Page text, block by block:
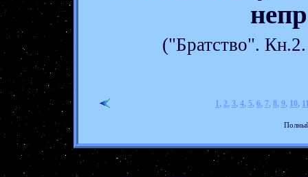
("Братство".
1, 2, 3, 4, 5, 6, 7, 8, 9, 10,